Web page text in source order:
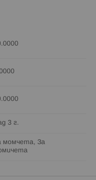
3 г.
момчета, За